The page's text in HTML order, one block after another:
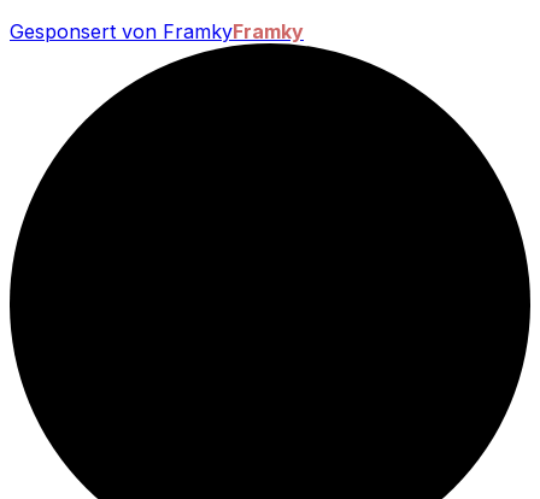
Gesponsert von FramkyFramky